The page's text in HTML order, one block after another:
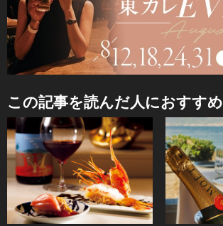
この記事を読んだ人におすすめ